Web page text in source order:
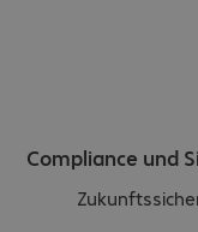
Compliance und